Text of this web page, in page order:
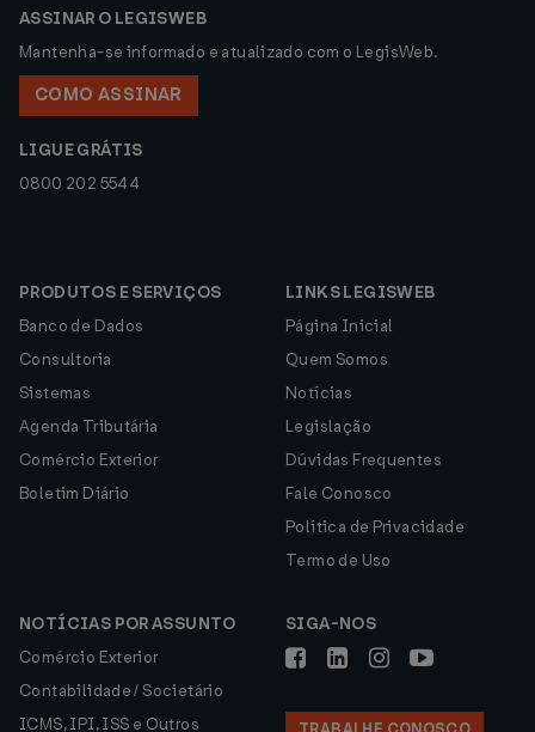
ASSINAR O LEGISWEB
Mantenha-se informado e atualizado com o LegisWeb.
COMO ASSINAR
LIGUE GRÁTIS
0800 202 5544
PRODUTOS E SERVIÇOS
Banco de Dados
Consultoria
Sistemas
Agenda Tributária
Comércio Exterior
Boletim Diário
LINKS LEGISWEB
Página Inicial
Quem Somos
Notícias
Legislação
Dúvidas Frequentes
Fale Conosco
Política de Privacidade
Termo de Uso
NOTÍCIAS POR ASSUNTO
Comércio Exterior
Contabilidade / Societário
ICMS, IPI, ISS e Outros
SIGA-NOS